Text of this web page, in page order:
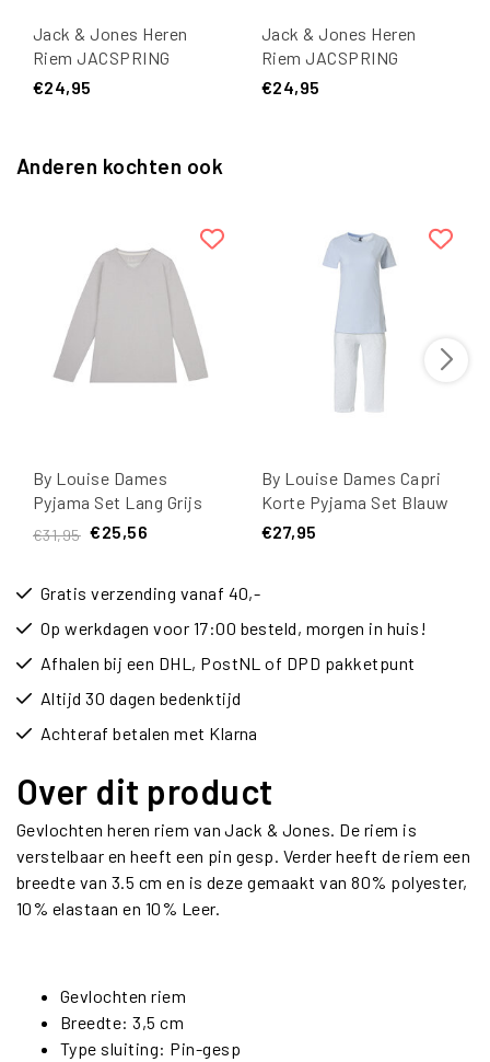
Jack & Jones Heren
Riem JACSPRING
Gevlochten Donkerblauw
€24,95
Jack & Jones Heren
Riem JACSPRING
Gevlochten Licht Taupe
€24,95
Anderen kochten ook
By Louise Dames
Pyjama Set Lang Grijs
€31,95 €25,56
By Louise Dames Capri
Korte Pyjama Set Blauw
/ Wit
€27,95
Gratis verzending vanaf 40,-
Op werkdagen voor 17:00 besteld, morgen in huis!
Afhalen bij een DHL, PostNL of DPD pakketpunt
Altijd 30 dagen bedenktijd
Achteraf betalen met Klarna
Over dit product
Gevlochten heren riem van Jack & Jones. De riem is
verstelbaar en heeft een pin gesp. Verder heeft de riem een
breedte van 3.5 cm en is deze gemaakt van 80% polyester,
10% elastaan en 10% Leer.
Gevlochten riem
Breedte: 3,5 cm
Type sluiting: Pin-gesp